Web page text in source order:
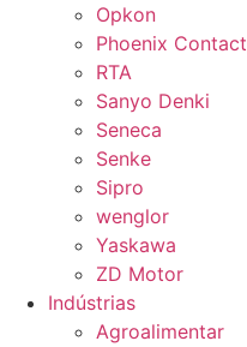
Opkon
Phoenix Contact
RTA
Sanyo Denki
Seneca
Senke
Sipro
wenglor
Yaskawa
ZD Motor
Indústrias
Agroalimentar